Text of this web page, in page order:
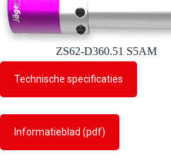
ZS62-D360.51 S5AM
Technische specificaties
Informatieblad (pdf)